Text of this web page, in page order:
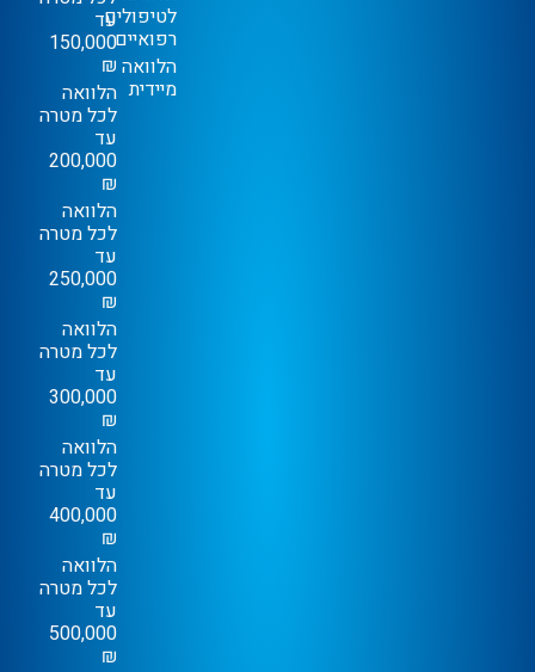
לטיפולים
רפואיים
הלוואה
מיידית
עד
150,000
₪
הלוואה
לכל מטרה
עד
200,000
₪
הלוואה
לכל מטרה
עד
250,000
₪
הלוואה
לכל מטרה
עד
300,000
₪
הלוואה
לכל מטרה
עד
400,000
₪
הלוואה
לכל מטרה
עד
500,000
₪